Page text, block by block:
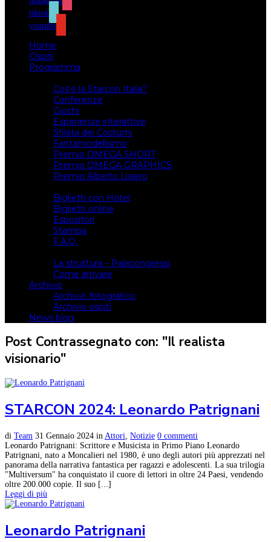
tiktok
youtube
Home
Ospiti
Programma
Cos’è la Starcon Italia?
Conferenze
Giochi
Esperienze interattive
Sfilata dei Costumi
Fantamodellismo
Premio OMEGA SHORT
Premio OMEGA GRAPHICS
Premio Alberto Lisiero
Biglietti con Hotel
Biglietti online
Espositori
Stampa
F.A.Q.
La struttura – Palacongressi
Come arrivare
Archivio
Archivio fotografico
Archivio ospiti
News blog
Post Contrassegnato con: "Il realista
visionario"
STARCON 2024: Leonardo Patrignani
di Team 31 Gennaio 2024 in Attori Notizie 0 commenti
Leonardo Patrignani: Scrittore e Musicista in Primo Piano Leonardo
Patrignani, nato a Moncalieri nel 1980, è uno degli autori più apprezzati nel
panorama della narrativa fantastica per ragazzi e adolescenti. La sua trilogia
"Multiversum" ha conquistato il cuore di lettori in oltre 24 Paesi, vendendo
oltre 200.000 copie. Il suo [...]
Leggi di più
Leonardo Patrignani